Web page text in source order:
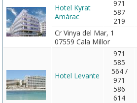
Hotel Kyrat
Amàrac
971
587
219
Cr Vinya del Mar, 1
07559 Cala Millor
Hotel Levante
971
585
564 /
971
586
614